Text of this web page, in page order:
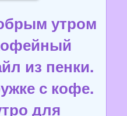
утром
из пенки.
с кофе.
для